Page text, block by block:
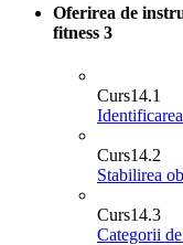
Oferirea de
fitness 3
Curs14.1
Curs14.2
Stabilirea
Curs14.3
Categorii